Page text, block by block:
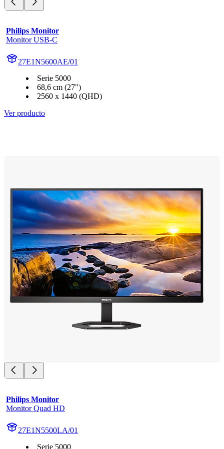
Philips Monitor
Monitor USB-C
27E1N5600AE/01
Serie 5000
68,6 cm (27")
2560 x 1440 (QHD)
Ver producto
Philips Monitor
Monitor Quad HD
27E1N5500LA/01
Serie 5000